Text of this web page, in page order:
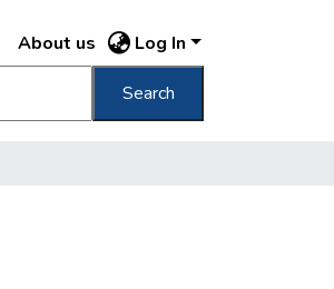
About us Log In
Search